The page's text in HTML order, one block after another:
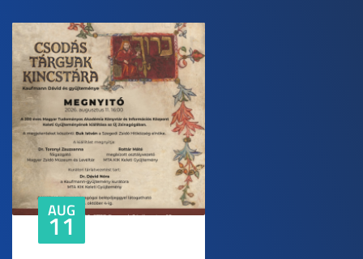
AUG
11